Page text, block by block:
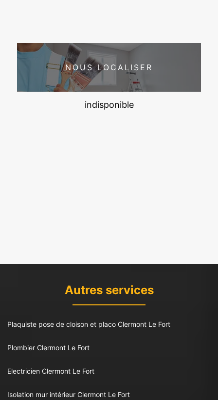
NOUS LOCALISER
indisponible
Autres services
Plaquiste pose de cloison et placo Clermont Le Fort
Plombier Clermont Le Fort
Electricien Clermont Le Fort
Isolation mur intérieur Clermont Le Fort